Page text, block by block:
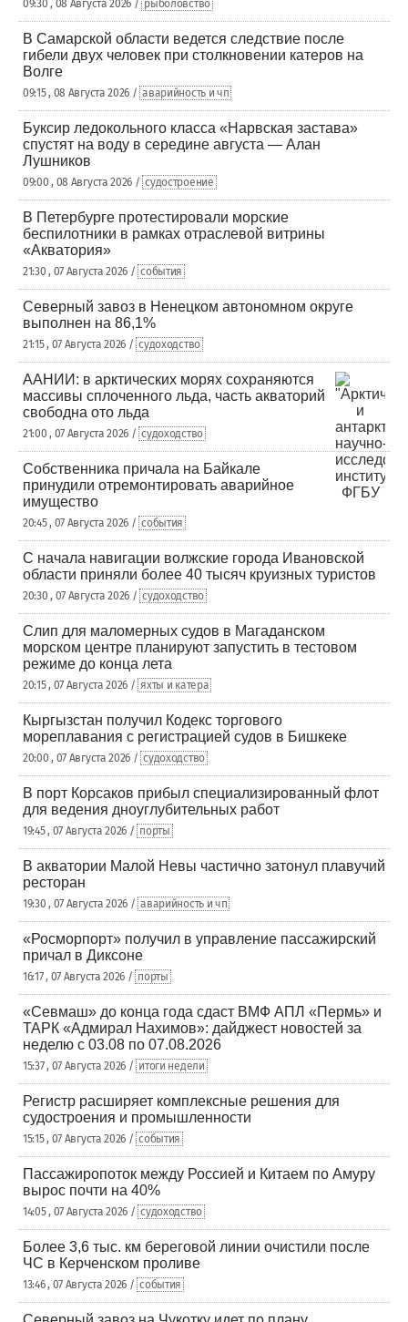
09:30 , 08 Августа 2026 / рыболовство
В Самарской области ведется следствие после
гибели двух человек при столкновении катеров на
Волге
09:15 , 08 Августа 2026 / аварийность и чп
Буксир ледокольного класса «Нарвская застава»
спустят на воду в середине августа — Алан
Лушников
09:00 , 08 Августа 2026 / судостроение
В Петербурге протестировали морские
беспилотники в рамках отраслевой витрины
«Акватория»
21:30 , 07 Августа 2026 / события
Северный завоз в Ненецком автономном округе
выполнен на 86,1%
21:15 , 07 Августа 2026 / судоходство
ААНИИ: в арктических морях сохраняются
массивы сплоченного льда, часть акваторий
свободна ото льда
21:00 , 07 Августа 2026 / судоходство
Собственника причала на Байкале
принудили отремонтировать аварийное
имущество
20:45 , 07 Августа 2026 / события
С начала навигации волжские города Ивановской
области приняли более 40 тысяч круизных туристов
20:30 , 07 Августа 2026 / судоходство
Слип для маломерных судов в Магаданском
морском центре планируют запустить в тестовом
режиме до конца лета
20:15 , 07 Августа 2026 / яхты и катера
Кыргызстан получил Кодекс торгового
мореплавания с регистрацией судов в Бишкеке
20:00 , 07 Августа 2026 / судоходство
В порт Корсаков прибыл специализированный флот
для ведения дноуглубительных работ
19:45 , 07 Августа 2026 / порты
В акватории Малой Невы частично затонул плавучий
ресторан
19:30 , 07 Августа 2026 / аварийность и чп
«Росморпорт» получил в управление пассажирский
причал в Диксоне
16:17 , 07 Августа 2026 / порты
«Севмаш» до конца года сдаст ВМФ АПЛ «Пермь» и
ТАРК «Адмирал Нахимов»: дайджест новостей за
неделю с 03.08 по 07.08.2026
15:37 , 07 Августа 2026 / итоги недели
Регистр расширяет комплексные решения для
судостроения и промышленности
15:15 , 07 Августа 2026 / события
Пассажиропоток между Россией и Китаем по Амуру
вырос почти на 40%
14:05 , 07 Августа 2026 / судоходство
Более 3,6 тыс. км береговой линии очистили после
ЧС в Керченском проливе
13:46 , 07 Августа 2026 / события